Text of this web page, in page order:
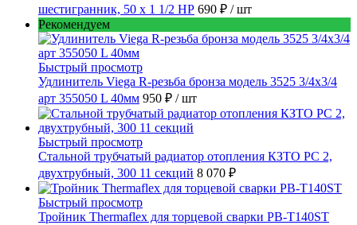
шестигранник, 50 x 1 1/2 НР 690 ₽ / шт
Рекомендуем
Быстрый просмотр
Удлинитель Viega R-резьба бронза модель 3525 3/4x3/4
арт 355050 L 40мм 950 ₽ / шт
Быстрый просмотр
Стальной трубчатый радиатор отопления КЗТО РС 2,
двухтрубный, 300 11 секций 8 070 ₽
Быстрый просмотр
Тройник Thermaflex для торцевой сварки PB-T140ST